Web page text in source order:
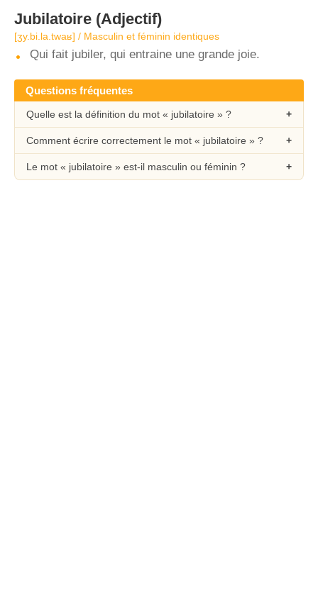
Jubilatoire (Adjectif)
[ʒy.bi.la.twaʁ] / Masculin et féminin identiques
Qui fait jubiler, qui entraine une grande joie.
Questions fréquentes
Quelle est la définition du mot « jubilatoire » ?
Comment écrire correctement le mot « jubilatoire » ?
Le mot « jubilatoire » est-il masculin ou féminin ?